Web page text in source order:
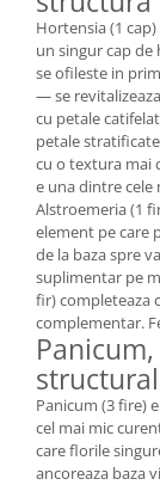
Hortensia (1
un singur cap de
se ofileste in
— se
cu petale
petale
cu o textura mai
e una dintre
Alstroemeria (1
element pe care
de la baza spre
suplimentar pe
fir) completeaza
complementar.
Panicum (3 fire)
cel mai mic
care florile
ancoreaza baza